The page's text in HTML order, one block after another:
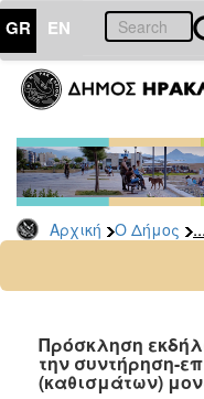
GR EN
Αρχική Ο Δήμος ...
ΔΗΜΟΣ
Διακηρύξεις
-
Δημοπρασίες
Αρχείο
2025
2023
2022
Πρόσκληση
την συντήρηση-
(καθισμάτων)